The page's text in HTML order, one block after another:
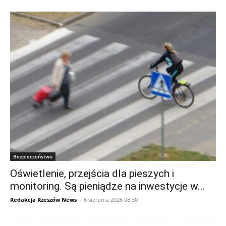
Bezpieczeństwo
Oświetlenie, przejścia dla pieszych i
monitoring. Są pieniądze na inwestycje w...
Redakcja Rzeszów News - 6 sierpnia 2026 08:30